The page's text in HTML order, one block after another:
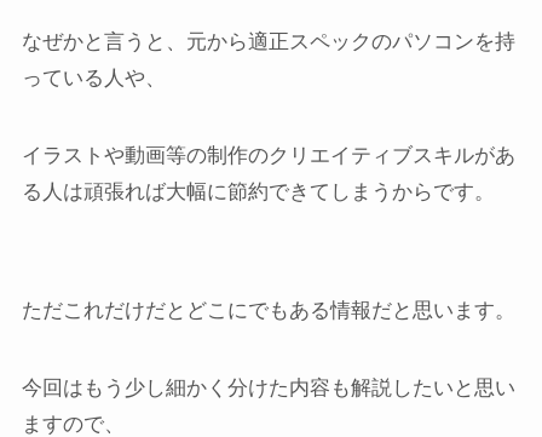
なぜかと言うと、元から適正スペックのパソコンを持
っている人や、
イラストや動画等の制作のクリエイティブスキルがあ
る人は頑張れば大幅に節約できてしまうからです。
ただこれだけだとどこにでもある情報だと思います。
今回はもう少し細かく分けた内容も解説したいと思い
ますので、